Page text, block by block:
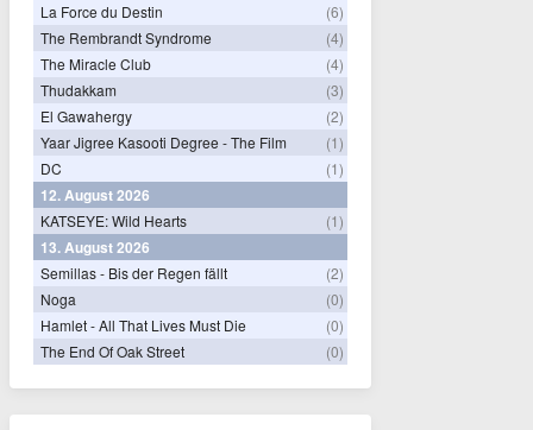
La Force du Destin
(6)
The Rembrandt Syndrome
(4)
The Miracle Club
(4)
Thudakkam
(3)
El Gawahergy
(2)
Yaar Jigree Kasooti Degree - The Film
(1)
DC
(1)
12. August 2026
KATSEYE: Wild Hearts (1)
13. August 2026
Semillas - Bis der Regen fällt
(2)
Noga
(0)
Hamlet - All That Lives Must Die
(0)
The End Of Oak Street
(0)